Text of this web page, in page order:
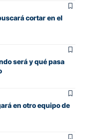
cortar en el
será y qué pasa
en otro equipo de